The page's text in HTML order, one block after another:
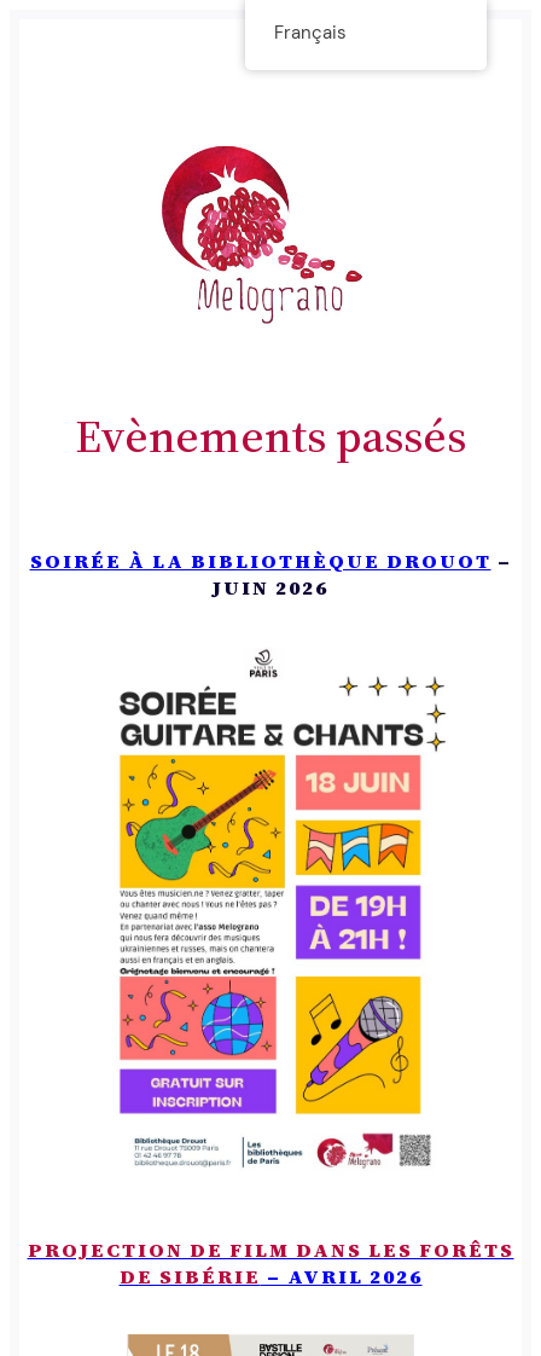
Evènements passés
SOIRÉE À LA BIBLIOTHÈQUE DROUOT –
JUIN 2026
PROJECTION DE FILM DANS LES FORÊTS
DE SIBÉRIE – AVRIL 2026
Français